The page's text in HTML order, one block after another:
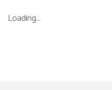
Loading...